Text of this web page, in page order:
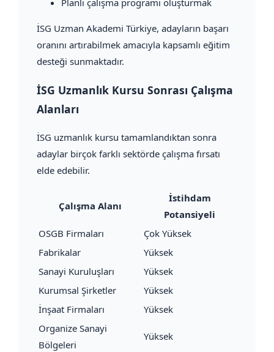
Planlı çalışma programı oluşturmak
İSG Uzman Akademi Türkiye, adayların başarı
oranını artırabilmek amacıyla kapsamlı eğitim
desteği sunmaktadır.
İSG Uzmanlık Kursu Sonrası Çalışma
Alanları
İSG uzmanlık kursu tamamlandıktan sonra
adaylar birçok farklı sektörde çalışma fırsatı
elde edebilir.
Çalışma Alanı
İstihdam
Potansiyeli
OSGB Firmaları
Çok Yüksek
Fabrikalar
Yüksek
Sanayi Kuruluşları
Yüksek
Kurumsal Şirketler
Yüksek
İnşaat Firmaları
Yüksek
Organize Sanayi
Bölgeleri
Yüksek